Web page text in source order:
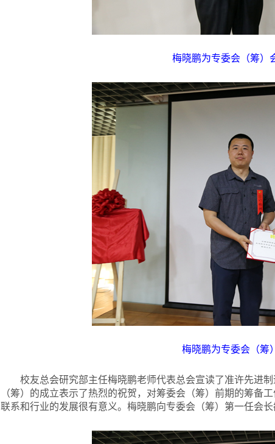
梅晓鹏为专委会（筹）
梅晓鹏为专委会（筹
校友总会研究部主任梅晓鹏老师代表总会宣读了准许先进
（筹）的成立表示了热烈的祝贺，对筹委会（筹）前期的筹备
联系和行业的发展很有意义。梅晓鹏向专委会（筹）第一任会